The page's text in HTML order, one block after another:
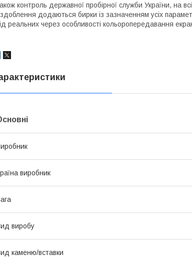
контроль державної пробірної служби України, на
додаються бирки із зазначенням усіх
реальних через особливості кольоропередавання
виробник
виробу
каменю/вставки